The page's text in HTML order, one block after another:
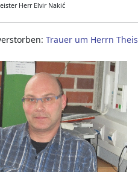
Herr Elvir Nakić
Trauer um Herrn Theis